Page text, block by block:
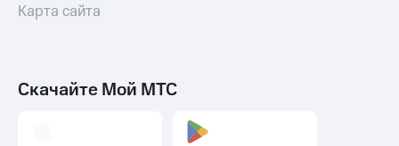
Карта сайта
Скачайте Мой МТС